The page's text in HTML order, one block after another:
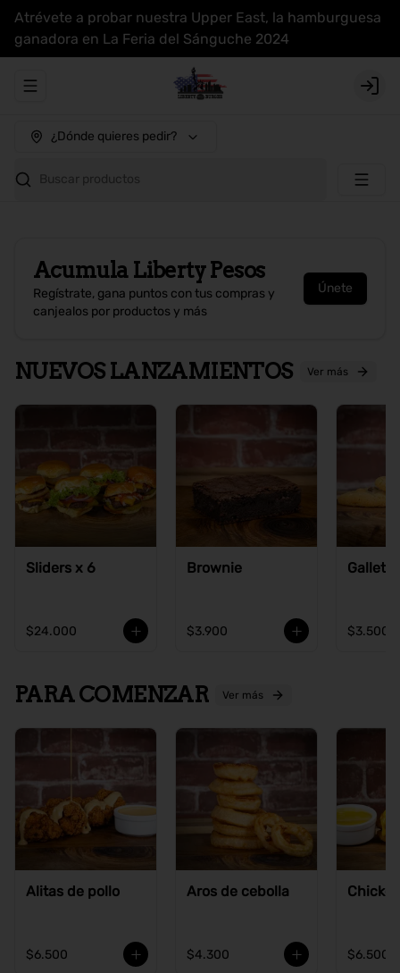
Atrévete a probar nuestra Upper East, la hamburguesa
ganadora en La Feria del Sánguche 2024
Abrir menu de navegación Login
¿Dónde quieres pedir?
Buscar productos
Acumula Liberty Pesos
Regístrate, gana puntos con tus compras y
canjealos por productos y más
Únete
NUEVOS LANZAMIENTOS Ver más
Sliders x 6
$24.000
Brownie
$3.900
Galletas
$3.500
PARA COMENZAR Ver más
Alitas de pollo
$6.500
Aros de cebolla
$4.300 $6.500